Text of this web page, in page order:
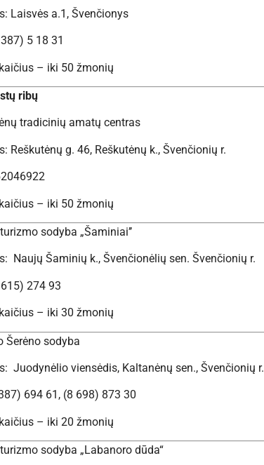
Laisvės a.1, Švenčionys
5 18 31
– iki 50 žmonių
ribų
tradicinių amatų centras
Reškutėnų g. 46, Reškutėnų k., Švenčionių r.
– iki 50 žmonių
sodyba „Šaminiai’’
Naujų Šaminių k., Švenčionėlių sen. Švenčionių r.
274 93
– iki 30 žmonių
Šerėno sodyba
Juodynėlio viensėdis, Kaltanėnų sen., Švenčionių r.
694 61, (8 698) 873 30
– iki 20 žmonių
sodyba „Labanoro dūda“